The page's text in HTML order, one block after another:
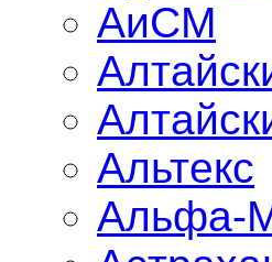
АиСМ
Альтекс
Альфа-